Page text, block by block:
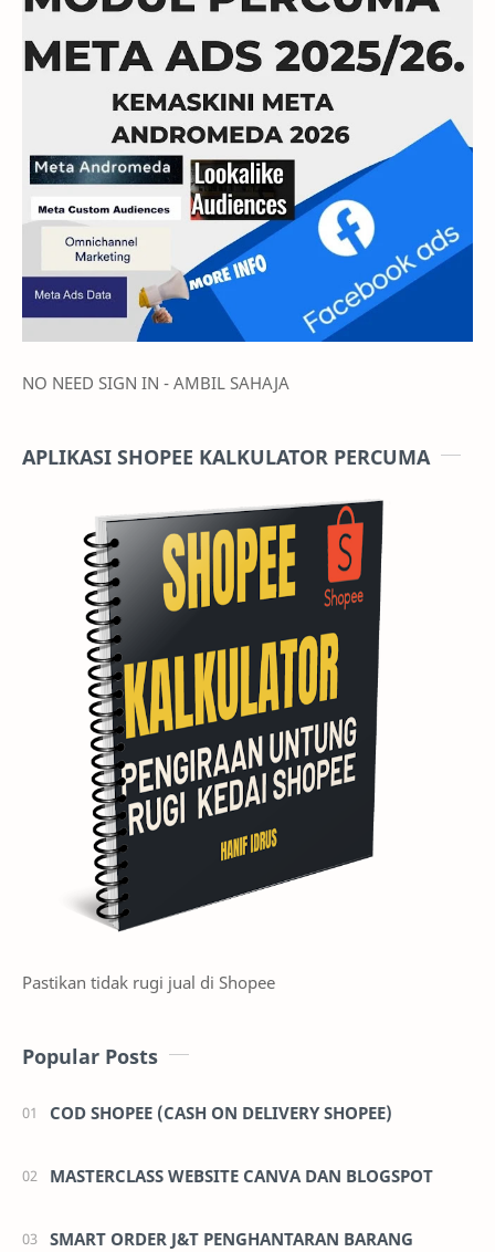
NO NEED SIGN IN - AMBIL SAHAJA
APLIKASI SHOPEE KALKULATOR PERCUMA
Pastikan tidak rugi jual di Shopee
Popular Posts
COD SHOPEE (CASH ON DELIVERY SHOPEE)
MASTERCLASS WEBSITE CANVA DAN BLOGSPOT
SMART ORDER J&T PENGHANTARAN BARANG